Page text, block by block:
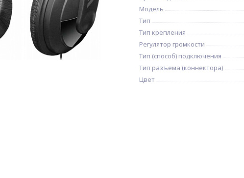
Модель
Тип
Тип крепления
Регулятор громкости
Тип (способ) подключения
Тип разъема (коннектора)
Цвет